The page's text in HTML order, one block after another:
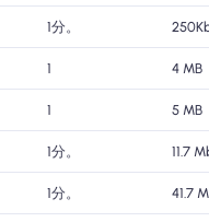
1分。
1 4 MB
1 5 MB
1分。 11.7
1分。 41.7